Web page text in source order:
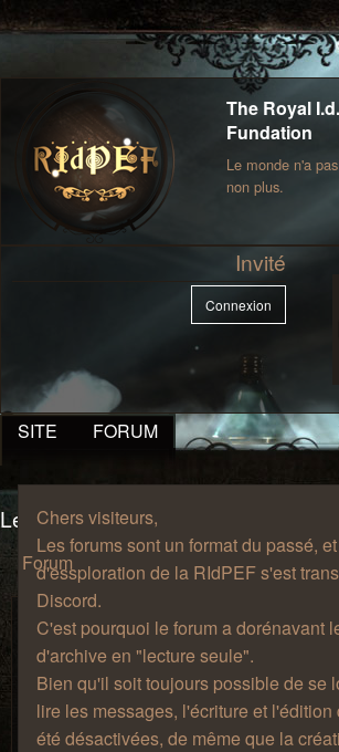
The Royal
Fundation
Le monde n'a
non plus.
Invité
Connexion
SITE FORUM
Chers visiteurs,
Les forums sont un format du passé,
d'essploration de la RIdPEF s'est
Discord.
C'est pourquoi le forum a dorénavant
d'archive en "lecture seule".
Bien qu'il soit toujours possible de se
lire les messages, l'écriture et l'édition
été désactivées, de même que la
Les salons du manoir Von Mortekai
Forum
Discussions au coin du feu
Prenez une chopine, installez-vous
fauteuil à côté de la cheminée, puis
rien, et de n'importe quoi ! Votre
passions les plus étranges, votre
ceci a sa place ici.